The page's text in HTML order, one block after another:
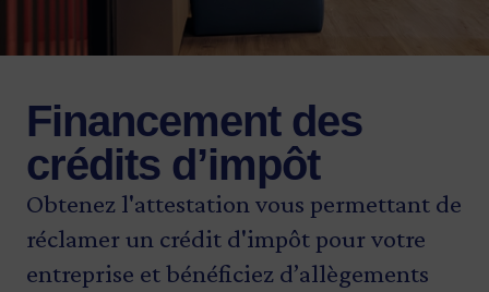
Financement des
crédits d’impôt
Obtenez l'attestation vous permettant de
réclamer un crédit d'impôt pour votre
entreprise et bénéficiez d’allègements